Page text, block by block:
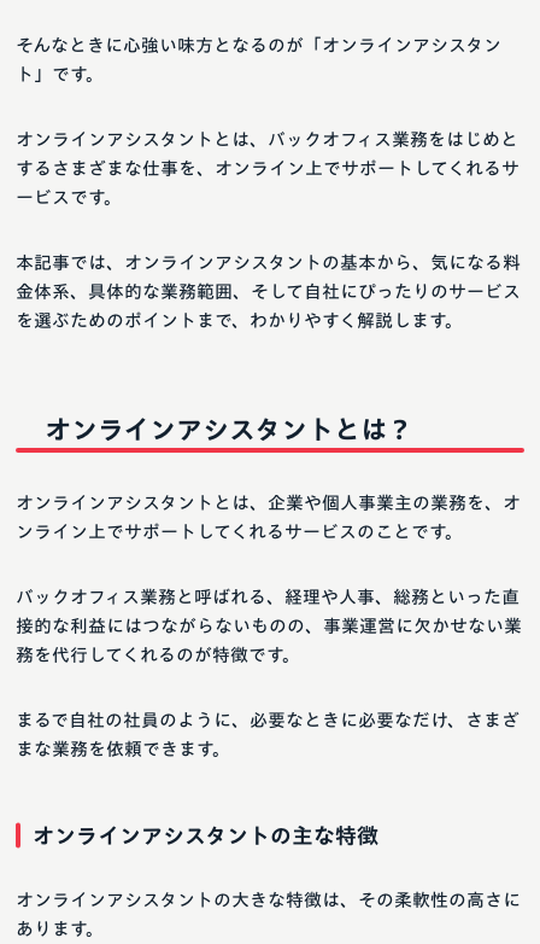
そんなときに心強い味方となるのが「オンラインアシスタン
ト」です。
オンラインアシスタントとは、バックオフィス業務をはじめと
するさまざまな仕事を、オンライン上でサポートしてくれるサ
ービスです。
本記事では、オンラインアシスタントの基本から、気になる料
金体系、具体的な業務範囲、そして自社にぴったりのサービス
を選ぶためのポイントまで、わかりやすく解説します。
オンラインアシスタントとは？
オンラインアシスタントとは、企業や個人事業主の業務を、オ
ンライン上でサポートしてくれるサービスのことです。
バックオフィス業務と呼ばれる、経理や人事、総務といった直
接的な利益にはつながらないものの、事業運営に欠かせない業
務を代行してくれるのが特徴です。
まるで自社の社員のように、必要なときに必要なだけ、さまざ
まな業務を依頼できます。
オンラインアシスタントの主な特徴
オンラインアシスタントの大きな特徴は、その柔軟性の高さに
あります。